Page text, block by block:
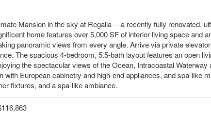
Mansion in the sky at Regalia— a recently fully renovated,
home features over 5,000 SF of interior living space and
panoramic views from every angle. Arrive via private
The spacious 4-bedroom, 5.5-bath layout features an open
the spectacular views of the Ocean, Intracoastal
with European cabinetry and high-end appliances, and spa-like
fixtures, and a spa-like ambiance.